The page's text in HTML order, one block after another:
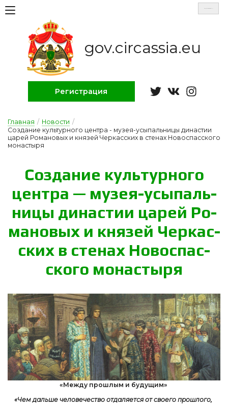
gov.circassia.eu
Регистрация
Главная / Новости /
Создание культурного центра - музея-усыпальницы династии
царей Романовых и князей Черкасских в стенах Новоспасского
монастыря
Соз­да­ние куль­тур­но­го
цен­тра — му­зея-у­сы­паль­
ни­цы ди­нас­тии ца­рей Ро­
ма­но­вых и кня­зей Чер­кас­
ских в сте­нах Но­вос­пас­
ско­го мо­нас­ты­ря
«Между прошлым и будущим»
«Чем дальше человечество отдаляется от своего прошлого,